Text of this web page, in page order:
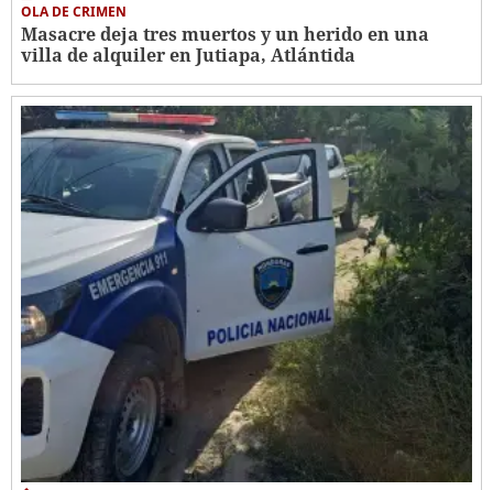
OLA DE CRIMEN
Masacre deja tres muertos y un herido en una
villa de alquiler en Jutiapa, Atlántida